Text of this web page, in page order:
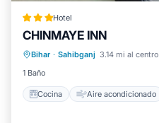
Hotel
CHINMAYE INN
Bihar · Sahibganj 3.14 mi al centro
1 Baño
Cocina Aire acondicionado
Cocina
Apto para niños